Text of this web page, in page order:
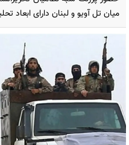
میان تل آویو و لبنان دارای ابعاد